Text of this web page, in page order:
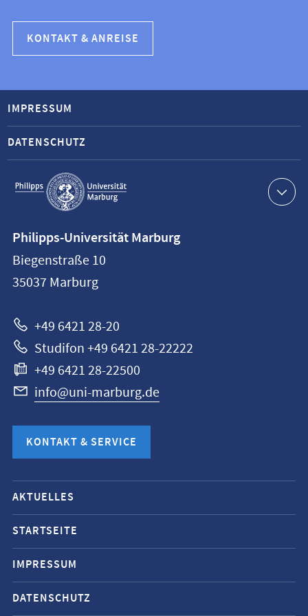
KONTAKT & ANREISE
Service-
Navigation
IMPRESSUM
DATENSCHUTZ
Philipps-
Universität
Marburg
Philipps-Universität Marburg
Biegenstraße 10
35037 Marburg
+49 6421 28-20
Studifon +49 6421 28-22222
+49 6421 28-22500
info@uni-marburg.de
KONTAKT & SERVICE
Mobile-
Service-
Navigation
und
Social
Media
AKTUELLES
STARTSEITE
IMPRESSUM
DATENSCHUTZ